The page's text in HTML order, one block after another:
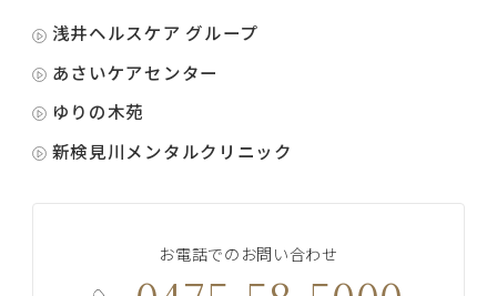
浅井ヘルスケア グループ
あさいケアセンター
ゆりの木苑
新検見川メンタルクリニック
お電話でのお問い合わせ